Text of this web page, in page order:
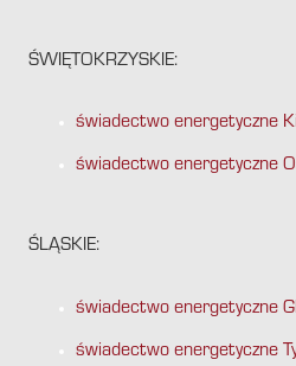
ŚWIĘTOKRZYSKIE:
świadectwo energetyczne
świadectwo energetyczne
ŚLĄSKIE:
świadectwo energetyczne
świadectwo energetyczne